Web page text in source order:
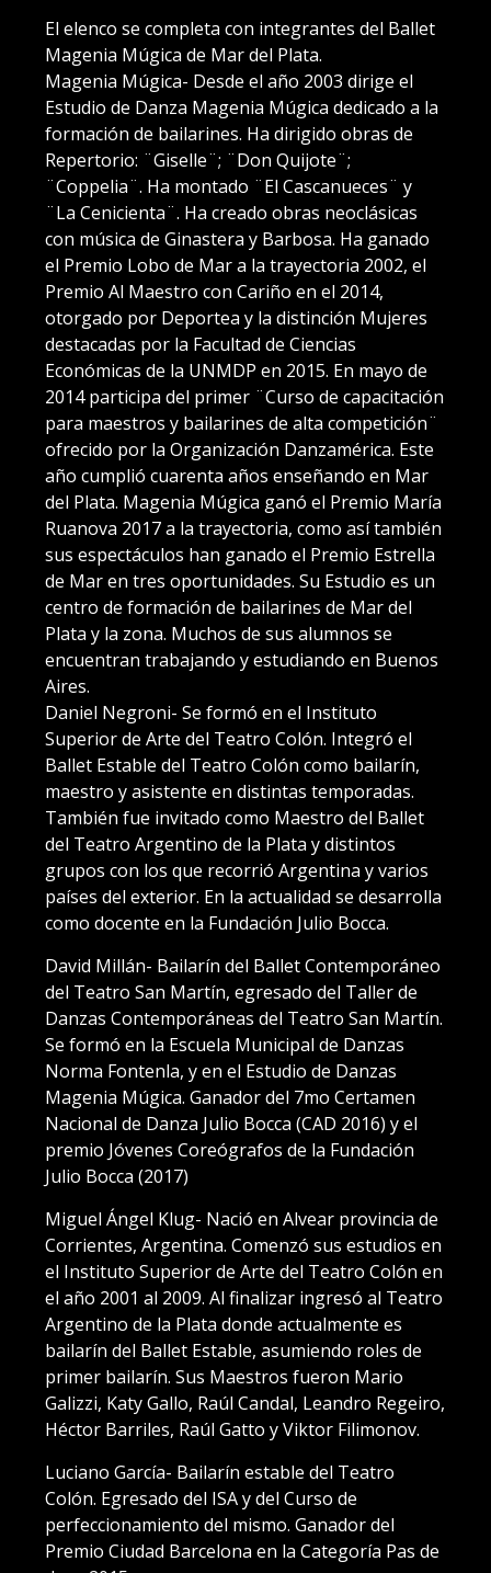
El elenco se completa con integrantes del Ballet
Magenia Múgica de Mar del Plata.
Magenia Múgica- Desde el año 2003 dirige el
Estudio de Danza Magenia Múgica dedicado a la
formación de bailarines. Ha dirigido obras de
Repertorio: ¨Giselle¨; ¨Don Quijote¨;
¨Coppelia¨. Ha montado ¨El Cascanueces¨ y
¨La Cenicienta¨. Ha creado obras neoclásicas
con música de Ginastera y Barbosa. Ha ganado
el Premio Lobo de Mar a la trayectoria 2002, el
Premio Al Maestro con Cariño en el 2014,
otorgado por Deportea y la distinción Mujeres
destacadas por la Facultad de Ciencias
Económicas de la UNMDP en 2015. En mayo de
2014 participa del primer ¨Curso de capacitación
para maestros y bailarines de alta competición¨
ofrecido por la Organización Danzamérica. Este
año cumplió cuarenta años enseñando en Mar
del Plata. Magenia Múgica ganó el Premio María
Ruanova 2017 a la trayectoria, como así también
sus espectáculos han ganado el Premio Estrella
de Mar en tres oportunidades. Su Estudio es un
centro de formación de bailarines de Mar del
Plata y la zona. Muchos de sus alumnos se
encuentran trabajando y estudiando en Buenos
Aires.
Daniel Negroni- Se formó en el Instituto
Superior de Arte del Teatro Colón. Integró el
Ballet Estable del Teatro Colón como bailarín,
maestro y asistente en distintas temporadas.
También fue invitado como Maestro del Ballet
del Teatro Argentino de la Plata y distintos
grupos con los que recorrió Argentina y varios
países del exterior. En la actualidad se desarrolla
como docente en la Fundación Julio Bocca.
David Millán- Bailarín del Ballet Contemporáneo
del Teatro San Martín, egresado del Taller de
Danzas Contemporáneas del Teatro San Martín.
Se formó en la Escuela Municipal de Danzas
Norma Fontenla, y en el Estudio de Danzas
Magenia Múgica. Ganador del 7mo Certamen
Nacional de Danza Julio Bocca (CAD 2016) y el
premio Jóvenes Coreógrafos de la Fundación
Julio Bocca (2017)
Miguel Ángel Klug- Nació en Alvear provincia de
Corrientes, Argentina. Comenzó sus estudios en
el Instituto Superior de Arte del Teatro Colón en
el año 2001 al 2009. Al finalizar ingresó al Teatro
Argentino de la Plata donde actualmente es
bailarín del Ballet Estable, asumiendo roles de
primer bailarín. Sus Maestros fueron Mario
Galizzi, Katy Gallo, Raúl Candal, Leandro Regeiro,
Héctor Barriles, Raúl Gatto y Viktor Filimonov.
Luciano García- Bailarín estable del Teatro
Colón. Egresado del ISA y del Curso de
perfeccionamiento del mismo. Ganador del
Premio Ciudad Barcelona en la Categoría Pas de